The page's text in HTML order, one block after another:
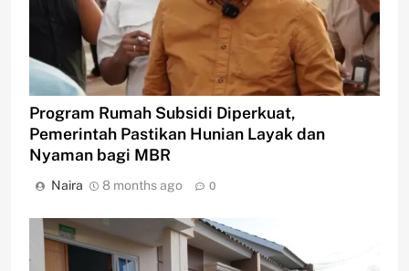
Program Rumah Subsidi Diperkuat,
Pemerintah Pastikan Hunian Layak dan
Nyaman bagi MBR
Naira 8 months ago 0